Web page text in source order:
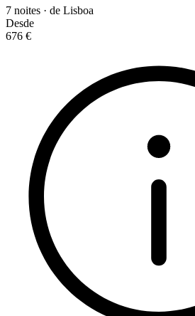
7 noites · de Lisboa
Desde
676 €